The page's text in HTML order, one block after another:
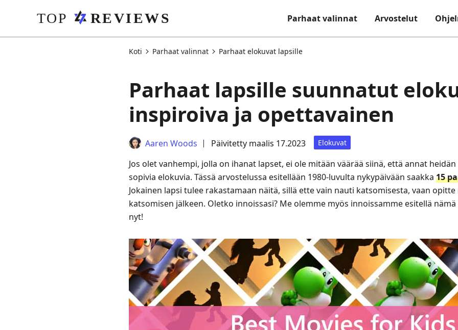
Parhaat valinnat Arvostelut
Koti Parhaat valinnat Parhaat elokuvat lapsille
Parhaat lapsille suunnatut
inspiroiva ja opettavainen
Aaren Woods Päivitetty maalis 17.2023 Elokuvat
Jos olet vanhempi, jolla on ihanat lapset, ei ole mitään väärää siinä, että annat
sopivia elokuvia. Tässä arvostelussa esitellään 1980‑luvulta nykypäivään saakka 15
Jokainen lapsi tulee rakastamaan näitä, sillä ette vain nauti katsomisesta, vaan
katsomisen jälkeen. Oletko innoissasi? Me olemme myös innoissamme esitellä
nyt!